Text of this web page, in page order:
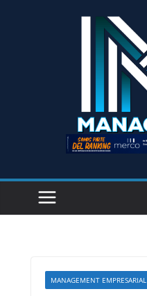
MANAGEMENT EMPRESARIAL